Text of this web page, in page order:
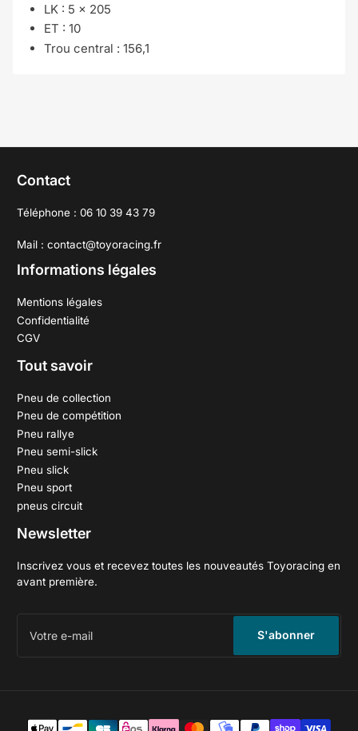
LK : 5 x 205
ET : 10
Trou central : 156,1
Contact
Téléphone : 06 10 39 43 79
Mail : contact@toyoracing.fr
Informations légales
Mentions légales
Confidentialité
CGV
Tout savoir
Pneu de collection
Pneu de compétition
Pneu rallye
Pneu semi-slick
Pneu slick
Pneu sport
pneus circuit
Newsletter
Inscrivez vous et recevez toutes les nouveautés Toyoracing en
avant première.
S'abonner
Méthodes